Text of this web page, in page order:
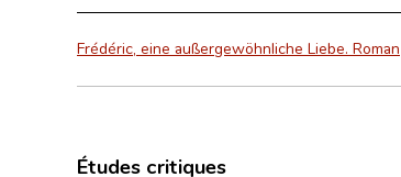
Frédéric, eine außergewöhnliche Liebe. Roman
Études critiques